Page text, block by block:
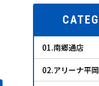
01.南郷通店
02.アリーナ平